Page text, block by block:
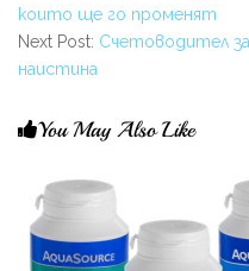
които ще го променят
Next Post: Счетоводител за
наистина
You May Also Like